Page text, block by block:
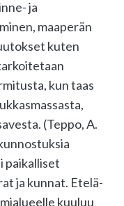
ja
maaperän
kuten
kun taas
(Teppo, A.
paikalliset
ja kunnat. Etelä-
kuuluu